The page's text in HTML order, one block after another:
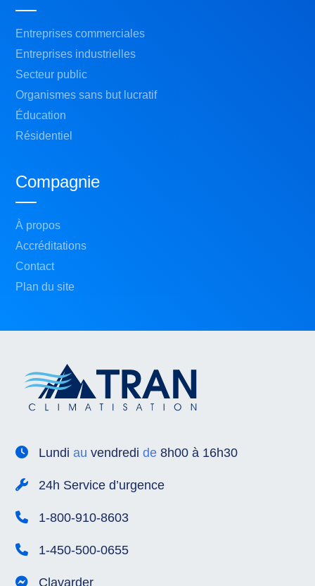
Lundiau vendredide 8h00 à 16h30
24h Service d’urgence
1-800-910-8603
1-450-500-0655
Clavarder
Entreprises commerciales
Entreprises industrielles
Secteur public
Organismes sans but lucratif
Éducation
Résidentiel
Compagnie
À propos
Accréditations
Contact
Plan du site